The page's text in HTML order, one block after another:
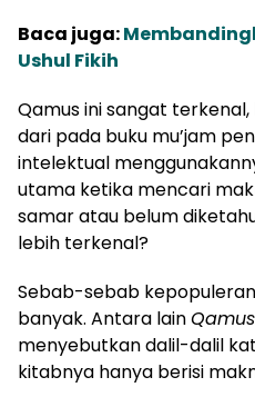
Baca juga:
Ushul Fikih
Qamus ini sangat
dari pada buku mu’jam
intelektual
utama ketika mencari
samar atau belum
lebih terkenal?
Sebab-sebab
banyak. Antara lain
menyebutkan dalil-dalil
kitabnya hanya berisi